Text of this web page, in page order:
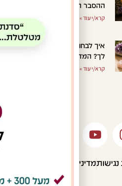
ההסבר המדעי והרוחני
קרא/י עוד »
איך לבחור מטוטלת שמתאימה
לך? המדריך המלא למתחילים
קרא/י עוד »
מדיניות פרטיות